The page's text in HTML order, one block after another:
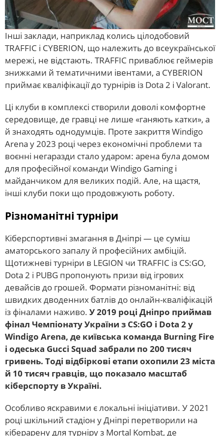
Інші заклади, наприклад колись цілодобовий
TRAFFIC і CYBERION, що належить до всеукраїнської
мережі, не відстають. TRAFFIC приваблює геймерів
знижками й тематичними івентами, а CYBERION
приймає кваліфікації до турнірів із Dota 2 і Valorant.
Ці клуби в комплексі створили доволі комфортне
середовище, де гравці не лише «ганяють катки», а
й знаходять однодумців. Проте закриття Windigo
Arena у 2023 році через економічні проблеми та
воєнні негаразди стало ударом: арена була домом
для професійної команди Windigo Gaming і
майданчиком для великих подій. Але, на щастя,
інші клуби поки що продовжують роботу.
Різноманітні турніри
Кіберспортивні змагання в Дніпрі — це суміш
аматорського запалу й професійних амбіцій.
Щотижневі турніри в LEGION чи TRAFFIC із CS:GO,
Dota 2 і PUBG пропонують призи від ігрових
девайсів до грошей. Формати різноманітні: від
швидких дводенних батлів до онлайн-кваліфікацій
із фіналами наживо. У 2019 році Дніпро приймав
фінал Чемпіонату України з CS:GO і Dota 2 у
Windigo Arena, де київська команда Burning Fire
і одеська Gucci Squad забрали по 200 тисяч
гривень. Тоді відбіркові етапи охопили 23 міста
й 10 тисяч гравців, що показало масштаб
кіберспорту в Україні.
Особливо яскравими є локальні ініціативи. У 2021
році шкільний стадіон у Дніпрі перетворили на
кіберарену для турніру з Mortal Kombat, де